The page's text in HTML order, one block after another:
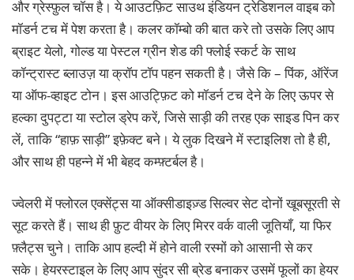
और ग्रेस्फ़ुल चॉस है। ये आउटफ़िट साउथ इंडियन ट्रेडिशनल वाइब को
मॉडर्न टच में पेश करता है। कलर कॉम्बो की बात करे तो उसके लिए आप
ब्राइट येलो, गोल्ड या पेस्टल ग्रीन शेड की फ्लोई स्कर्ट के साथ
कॉन्ट्रास्ट ब्लाउज़ या क्रॉप टॉप पहन सकती है। जैसे कि – पिंक, ऑरेंज
या ऑफ-व्हाइट टोन। इस आउट्फ़िट को मॉडर्न टच देने के लिए ऊपर से
हल्का दुपट्टा या स्टोल ड्रेप करें, जिसे साड़ी की तरह एक साइड पिन कर
लें, ताकि “हाफ़ साड़ी” इफ़ेक्ट बने। ये लुक दिखने में स्टाइलिश तो है ही,
और साथ ही पहन्ने में भी बेहद कम्फ़्टर्बल है।
ज्वेलरी में फ्लोरल एक्सेंट्स या ऑक्सीडाइज़्डसिल्वर सेट दोनों खूबसूरती से
सूट करते हैं। साथ ही फ़ुट वीयर के लिए मिरर वर्क वाली जूतियाँ, या फिर
फ़्लैट्स चुने। ताकि आप हल्दी में होने वाली रस्मों को आसानी से कर
सके। हेयरस्टाइल के लिए आप सुंदर सी ब्रेड बनाकर उसमें फूलों का हेयर